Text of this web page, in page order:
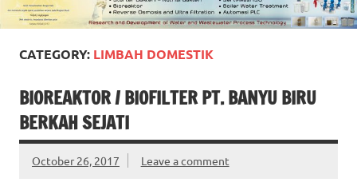
CATEGORY: LIMBAH DOMESTIK
BIOREAKTOR / BIOFILTER PT. BANYU BIRU
BERKAH SEJATI
October 26, 2017 Leave a comment